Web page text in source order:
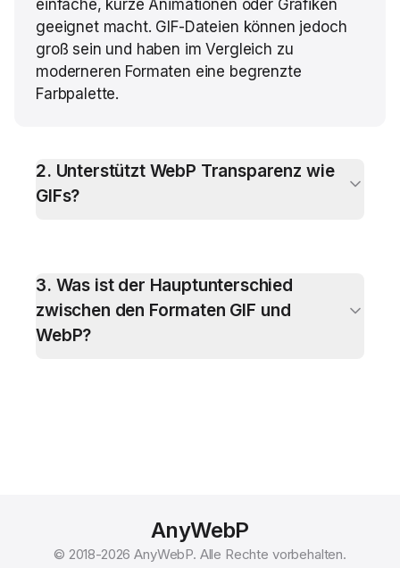
einfache, kurze Animationen oder Grafiken
geeignet macht. GIF-Dateien können jedoch
groß sein und haben im Vergleich zu
moderneren Formaten eine begrenzte
Farbpalette.
2. Unterstützt WebP Transparenz wie
GIFs?
3. Was ist der Hauptunterschied
zwischen den Formaten GIF und
WebP?
AnyWebP
© 2018-2026 AnyWebP. Alle Rechte vorbehalten.